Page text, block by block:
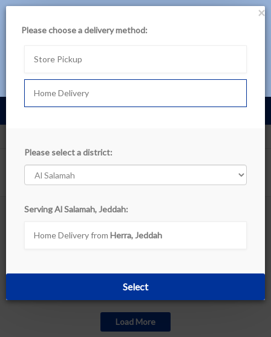
لتجربة أفضل، تصفح المنتجات عبر التطبيق
0 Cart
Online Exclusive Deals
Sort By
Load More
×
Please choose a delivery method:
Store Pickup
Home Delivery
Please select a district:
Serving Al Salamah, Jeddah:
Home Delivery from Herra, Jeddah
Select